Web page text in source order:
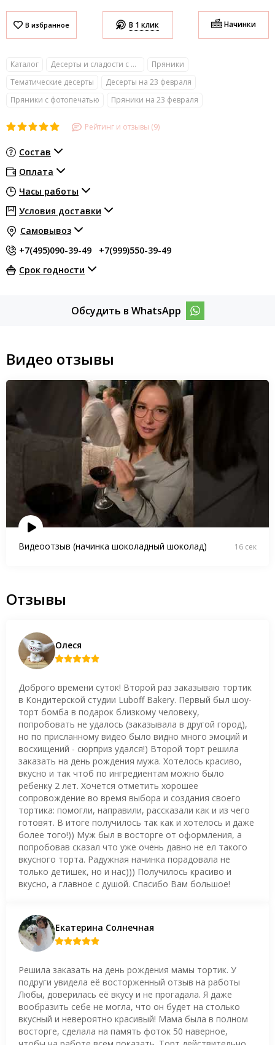
В 1 клик Начинки
Каталог Десерты и сладости с фото
Пряники
Тематические десерты
Десерты на 23 февраля
Пряники с фотопечатью
Пряники на 23 февраля
Рейтинг и отзывы (9)
Состав
Оплата
Часы работы
Условия доставки
Самовывоз
+7(495)090-39-49
+7(999)550-39-49
Срок годности
Обсудить в WhatsApp
Видео отзывы
Видеоотзыв (начинка шоколадный шоколад) 16 сек
Отзывы
Олеся
Доброго времени суток! Второй раз заказываю тортик
в Кондитерской студии Luboff Bakery. Первый был шоу-
торт бомба в подарок близкому человеку,
попробовать не удалось (заказывала в другой город),
но по присланному видео было видно много эмоций и
восхищений - сюрприз удался!) Второй торт решила
заказать на день рождения мужа. Хотелось красиво,
вкусно и так чтоб по ингредиентам можно было
ребенку 2 лет. Хочется отметить хорошее
сопровождение во время выбора и создания своего
тортика: помогли, направили, рассказали как и из чего
готовят. В итоге получилось так как и хотелось и даже
более того!)) Муж был в восторге от оформления, а
попробовав сказал что уже очень давно не ел такого
вкусного торта. Радужная начинка порадовала не
только детишек, но и нас))) Получилось красиво и
вкусно, а главное с душой. Спасибо Вам большое!
Екатерина Солнечная
Решила заказать на день рождения мамы тортик. У
подруги увидела её восторженный отзыв на работы
Любы, доверилась её вкусу и не прогадала. Я даже
вообразить себе не могла, что он будет на столько
вкусный и невероятно красивый! Мама была в полном
восторге, сделала на память фоток 50 наверное,